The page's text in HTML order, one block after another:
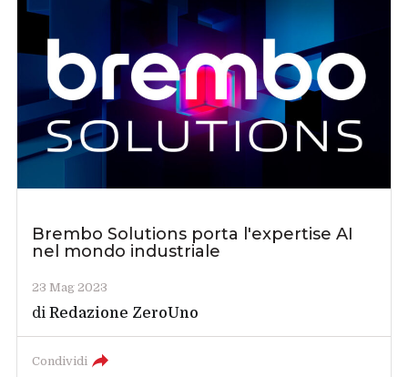
Brembo Solutions porta l'expertise AI
nel mondo industriale
23 Mag 2023
diRedazione ZeroUno
Condividi